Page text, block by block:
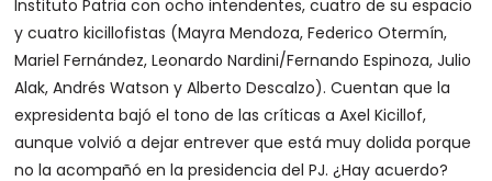
Instituto Patria con ocho intendentes, cuatro de su espacio
y cuatro kicillofistas (Mayra Mendoza, Federico Otermín,
Mariel Fernández, Leonardo Nardini/Fernando Espinoza, Julio
Alak, Andrés Watson y Alberto Descalzo). Cuentan que la
expresidenta bajó el tono de las críticas a Axel Kicillof,
aunque volvió a dejar entrever que está muy dolida porque
no la acompañó en la presidencia del PJ. ¿Hay acuerdo?